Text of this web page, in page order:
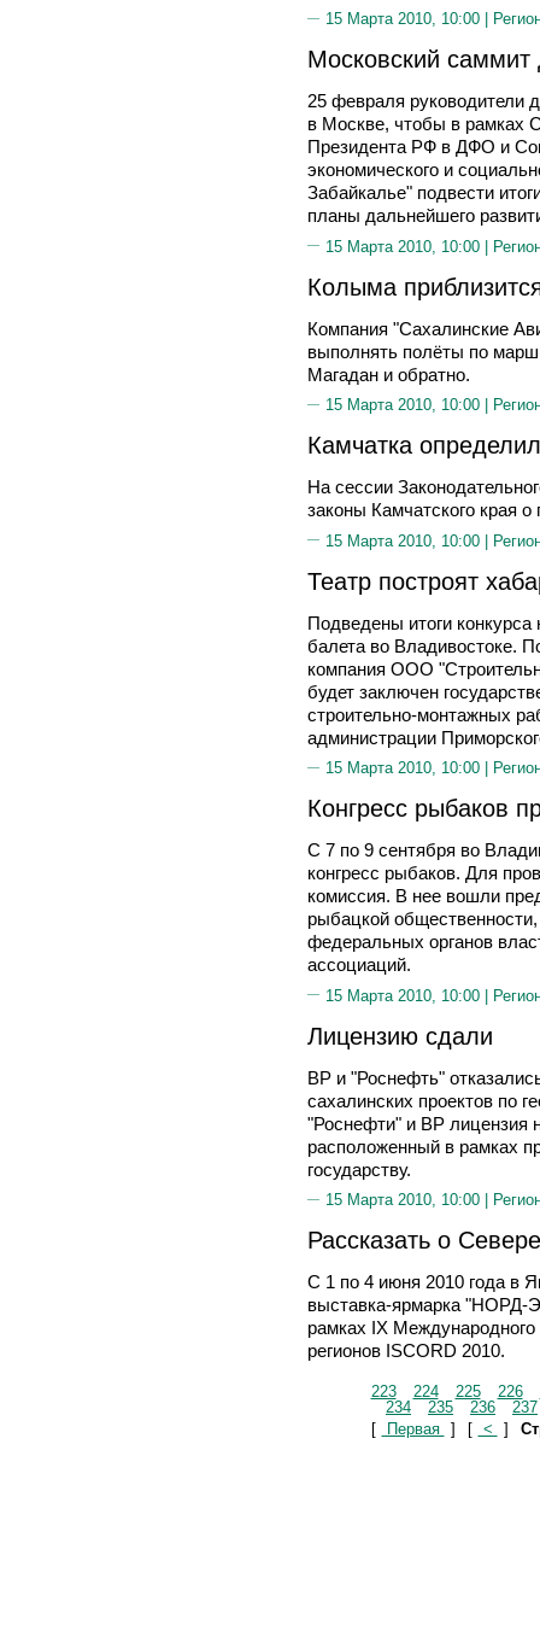
15 Марта 2010, 10:00 |
Московский саммит
25 февраля руководители
в Москве, чтобы в рамках
Президента РФ в ДФО и
экономического и
Забайкалье" подвести
планы дальнейшего
15 Марта 2010, 10:00 |
Колыма
Компания "Сахалинские
выполнять полёты по
Магадан и обратно.
15 Марта 2010, 10:00 |
Камчатка
На сессии
законы Камчатского края о
15 Марта 2010, 10:00 |
Театр построят
Подведены итоги конкурса
балета во Владивостоке.
компания ООО
будет заключен
строительно-монтажных
администрации
15 Марта 2010, 10:00 |
Конгресс рыбаков
С 7 по 9 сентября во
конгресс рыбаков. Для
комиссия. В нее вошли
рыбацкой
федеральных органов
ассоциаций.
15 Марта 2010, 10:00 |
Лицензию сдали
BP и "Роснефть"
сахалинских проектов по
"Роснефти" и ВР лицензия
расположенный в рамках
государству.
15 Марта 2010, 10:00 |
Рассказать о Севере
С 1 по 4 июня 2010 года в
выставка-ярмарка "НОРД-
рамках IX
регионов ISCORD 2010.
223 224 225 226
234
235 236
237
[
Первая ] [ < ]